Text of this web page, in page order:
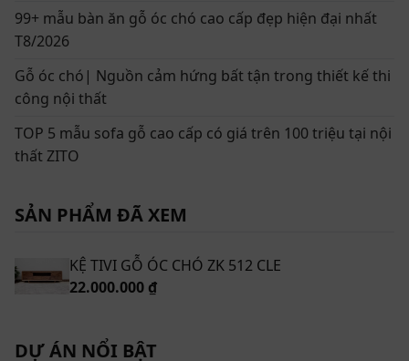
cho mọi không gian trong ngôi nhà. Không kén chọn
phong cách thiết kế nội thất, ZK 512 mang cho người
Mẫu kệ tivi ZK 512 Cle thiết kế kiểu dáng
thẩm mỹ hiện đại
Mỗi một sản phẩm nội thất đều là một tác phẩm nghệ
đó, phần thiết kế ngoại hình được đánh giá cao. ZK 512
mình sự sang trọng.
99+ mẫu bàn ăn gỗ óc chó cao cấp đẹp hiện đại nhất
T8/2026
Gỗ óc chó| Nguồn cảm hứng bất tận trong thiết kế thi
công nội thất
TOP 5 mẫu sofa gỗ cao cấp có giá trên 100 triệu tại nội
thất ZITO
SẢN PHẨM ĐÃ XEM
KỆ TIVI GỖ ÓC CHÓ ZK 512 CLE
22.000.000 ₫
DỰ ÁN NỔI BẬT